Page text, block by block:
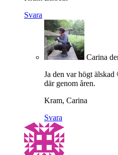
Svara
Carina
Ja den var högt
där genom åren.
Kram, Carina
Svara